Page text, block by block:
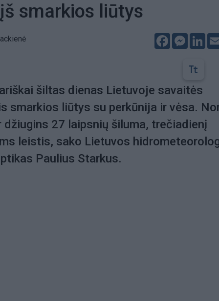
smarkios liūtys
Facebook
šiltas dienas Lietuvoje savaitės
smarkios liūtys su perkūnija ir vėsa.
džiugins 27 laipsnių šiluma, trečiadienį
leistis, sako Lietuvos
Paulius Starkus.